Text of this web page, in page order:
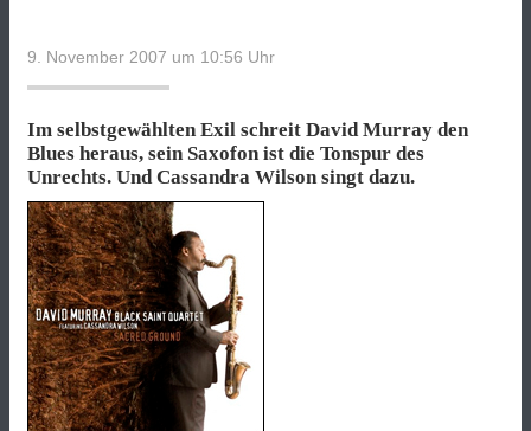
9. November 2007 um 10:56 Uhr
Im selbstgewählten Exil schreit David Murray den
Blues heraus, sein Saxofon ist die Tonspur des
Unrechts. Und Cassandra Wilson singt dazu.